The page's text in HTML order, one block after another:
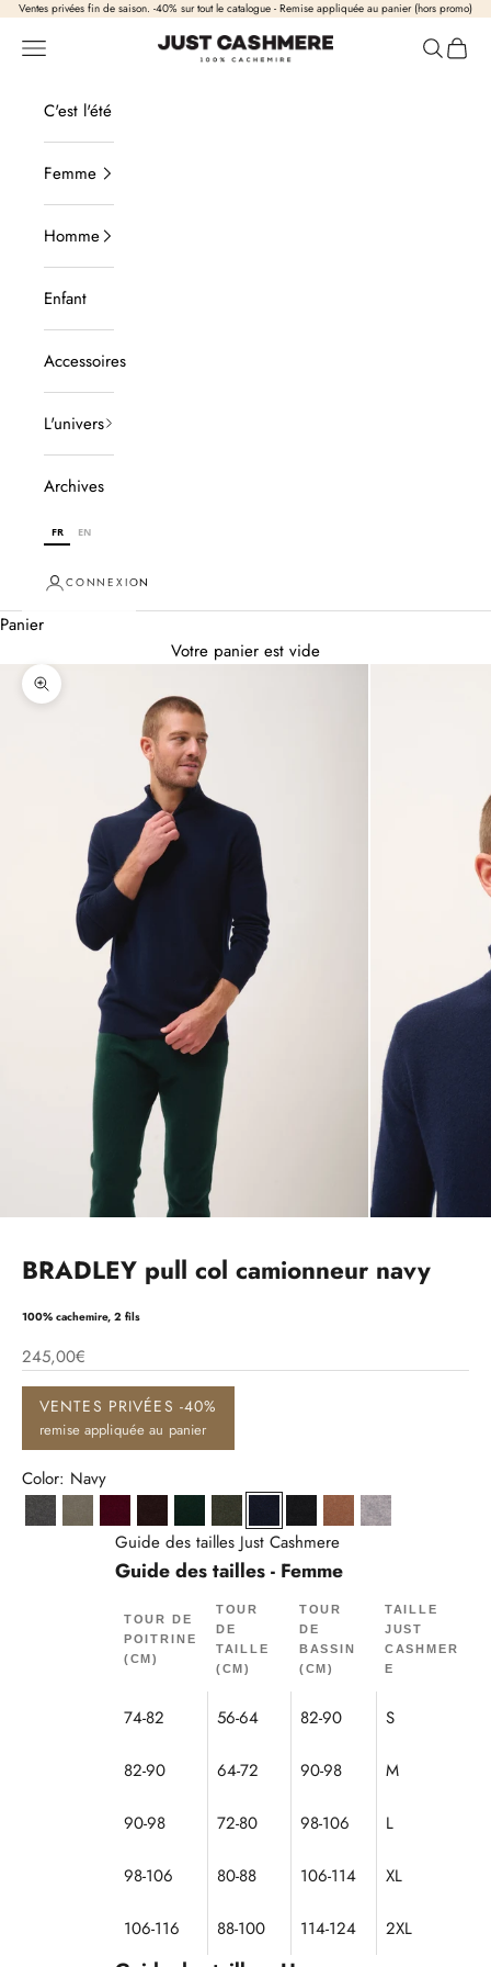
Passer au contenu
Ventes privées fin de saison. -40% sur tout le catalogue - Remise appliquée au panier (hors promo)
Just Cashmere
Ouvrir la navigation Ouvrir la
Voir
C'est l'été
Femme
Homme
Enfant
Accessoires
L'univers
Archives
FR EN
CONNEXION
Panier
Votre panier est vide
Zoomer sur l'image
BRADLEY pull col camionneur navy
100% cachemire, 2 fils
245,00€
VENTES PRIVÉES -40%
remise appliquée au panier
Color: Navy
Anthracite Chiné
ArmyBordeaux
ChocoCyprèsKaki Chiné
NavyNoir NoisetteNuage Chiné
Guide des tailles Just Cashmere
Guide des tailles - Femme
TOUR DE
POITRINE
(CM)
TOUR
DE
TAILLE
(CM)
TOUR
DE
BASSIN
(CM)
TAILLE
JUST
CASHMER
E
74-82 56-64 82-90 S
82-90 64-72 90-98 M
90-98 72-80 98-106 L
98-106 80-88 106-114 XL
106-116 88-100 114-124 2XL